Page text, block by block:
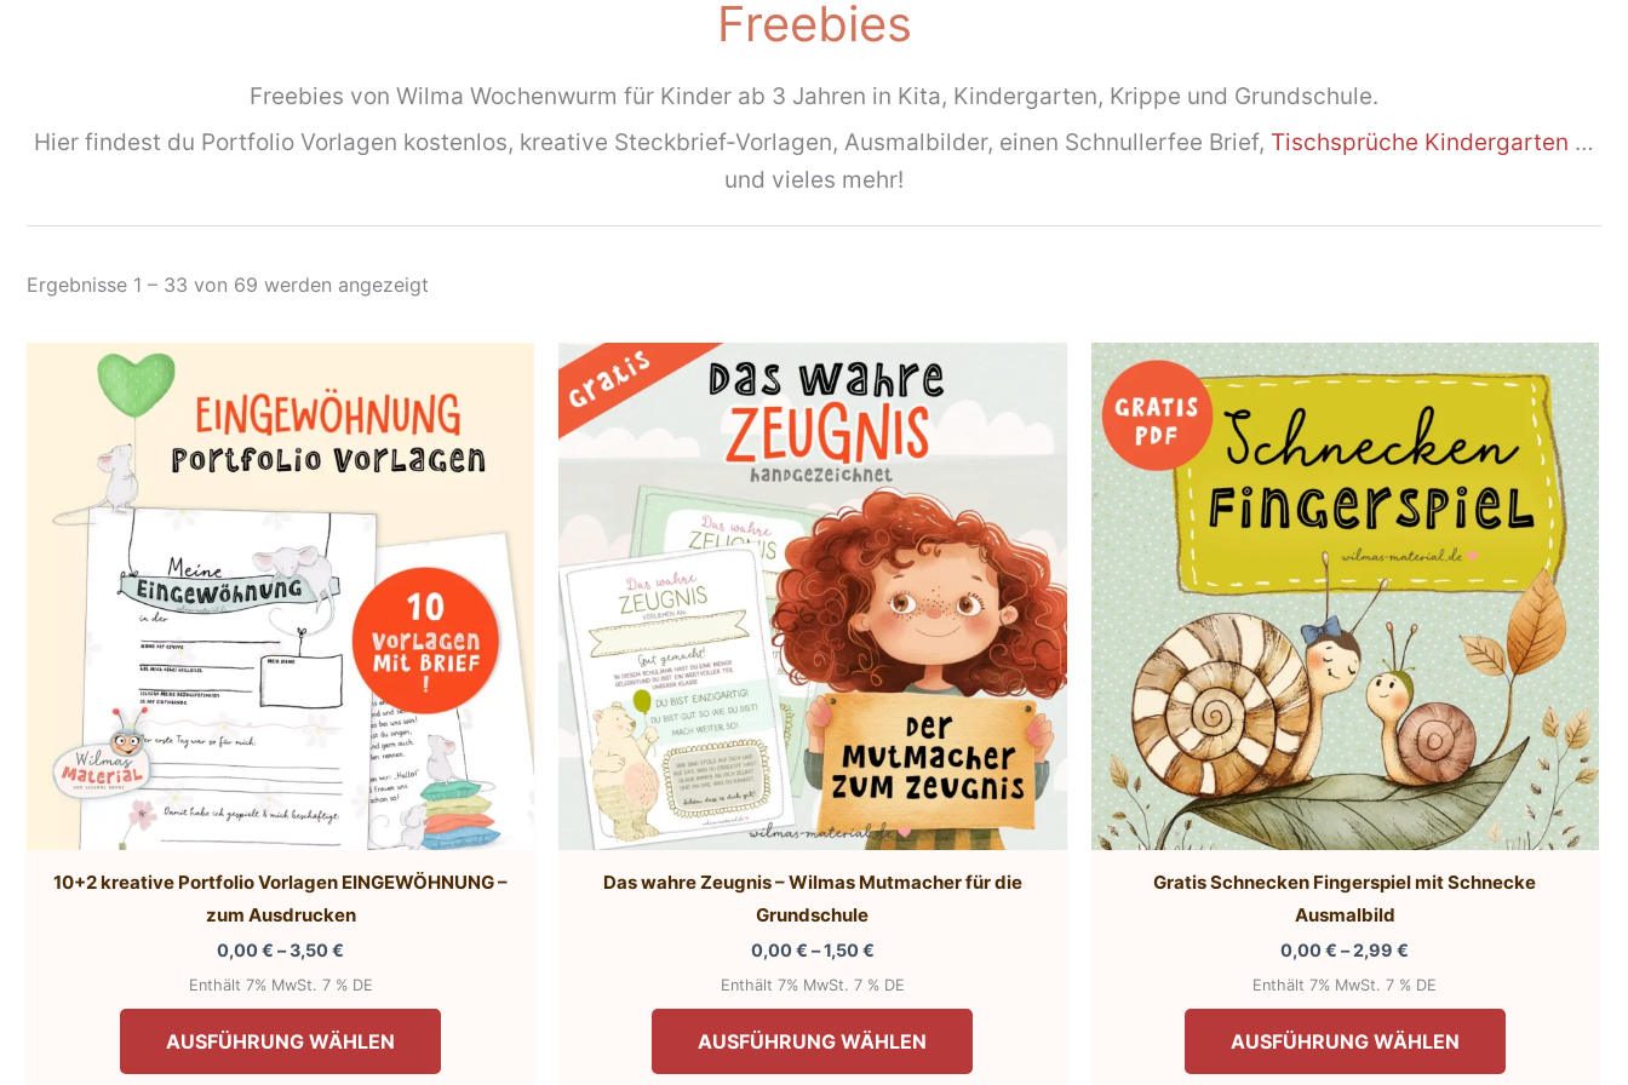
Freebies
Freebies von Wilma Wochenwurm für Kinder ab 3 Jahren in Kita, Kindergarten, Krippe und Grundschule.
Hier findest du Portfolio Vorlagen kostenlos, kreative Steckbrief-Vorlagen, Ausmalbilder, einen Schnullerfee Brief, Tischsprüche Kindergarten …
und vieles mehr!
Ergebnisse 1 – 33 von 69 werden angezeigt
10+2 kreative Portfolio Vorlagen EINGEWÖHNUNG –
zum Ausdrucken
0,00€ –3,50€
bis
3,50 €
Enthält 7% MwSt. 7 % DE
AUSFÜHRUNG WÄHLEN
Dieses
Das wahre Zeugnis – Wilmas Mutmacher für die
Grundschule
0,00€ –1,50€Preisspanne:
bis
1,50 €
Enthält 7% MwSt. 7 % DE
AUSFÜHRUNG WÄHLEN
Dieses
Gratis Schnecken Fingerspiel mit Schnecke
Ausmalbild
0,00€ –2,99€
bis
2,99 €
Enthält 7% MwSt. 7 % DE
AUSFÜHRUNG WÄHLEN
Dieses